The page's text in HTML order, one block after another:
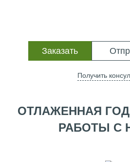
Заказать
Получить
ОТЛАЖЕННАЯ
РАБОТЫ С